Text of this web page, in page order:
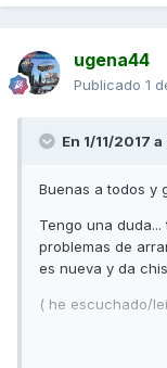
ugena44
Publicado 1
En 1/11/2017
Buenas a todos y
Tengo una
problemas de
es nueva y da
( he escuchado/